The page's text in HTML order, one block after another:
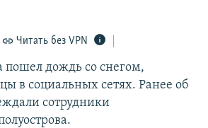
КРЫМА
11 ИСТОРИЙ СОПРОТИВЛЕНИЯ
Читать без VPN
дождь со снегом,
в социальных сетях. Ранее об
сотрудники